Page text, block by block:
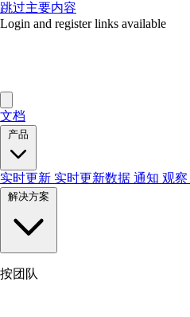
跳过主要内容
Login and register links available
文档
产品
实时更新 实时更新数据 通知 观察
解决方案
按团队